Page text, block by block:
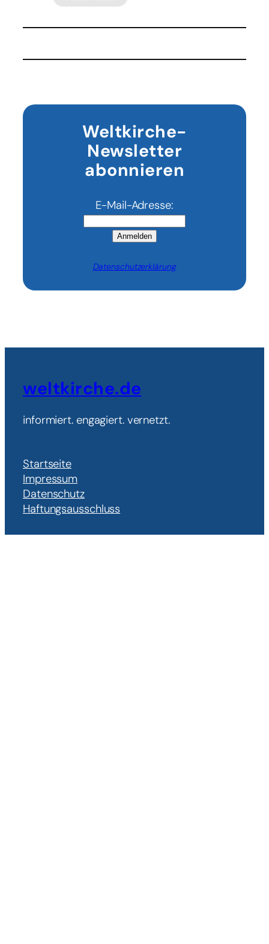
des
–
Flughafenpfarrer
erinnert
sich
Weltkirche-
Newsletter
abonnieren
E-Mail-Adresse:
Anmelden
Datenschutzerklärung
weltkirche.de
informiert. engagiert. vernetzt.
Startseite
Impressum
Datenschutz
Haftungsausschluss